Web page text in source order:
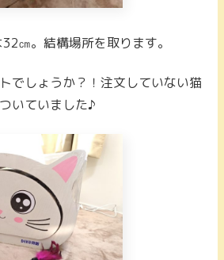
㎝。結構場所を取ります。
でしょうか？！注文していない猫
いていました♪